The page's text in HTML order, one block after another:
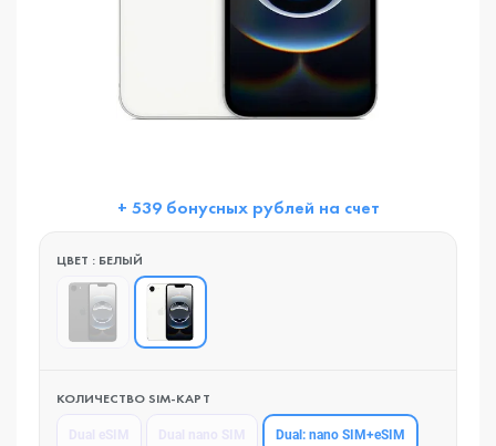
+ 539 бонусных рублей на счет
ЦВЕТ : БЕЛЫЙ
КОЛИЧЕСТВО SIM-КАРТ
Dual: nano SIM+eSIM